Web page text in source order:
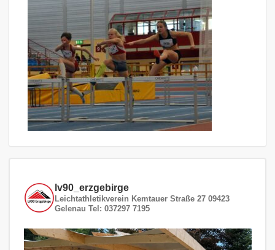
lv90_erzgebirge
Leichtathletikverein Kemtauer Straße 27 09423
Gelenau Tel: 037297 7195